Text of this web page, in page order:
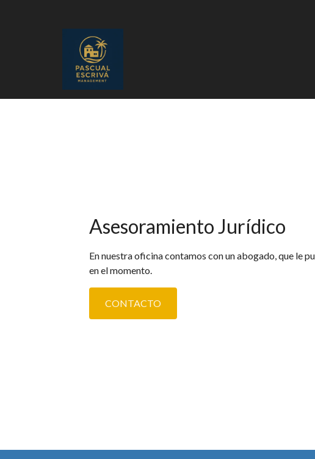
Asesoramiento Jurídico
En nuestra oficina contamos con un abogado, que le
en el momento.
CONTACTO